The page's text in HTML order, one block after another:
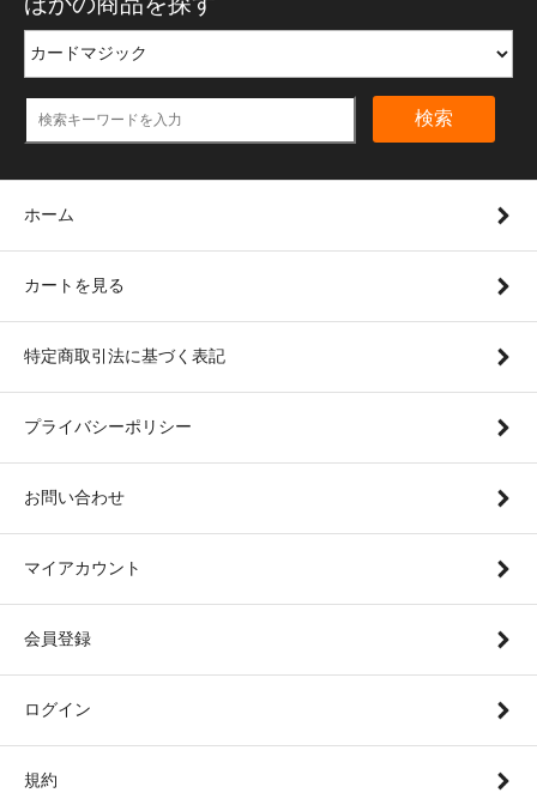
検索
ホーム
カートを見る
特定商取引法に基づく表記
プライバシーポリシー
お問い合わせ
マイアカウント
会員登録
ログイン
規約